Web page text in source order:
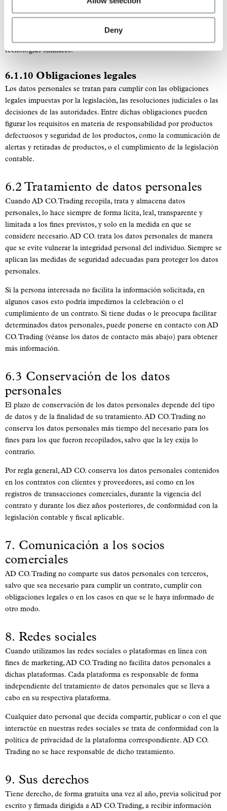
Deny
IP, el tipo de navegador y el comportamiento de navegación. Esta
información se utiliza para elaborar estadísticas del sitio web y
mejorar su funcionalidad y la experiencia del usuario. Cuando así lo
tecnologías similares.
6.1.10 Obligaciones legales
Los datos personales se tratan para cumplir con las obligaciones
legales impuestas por la legislación, las resoluciones judiciales o las
decisiones de las autoridades. Entre dichas obligaciones pueden
figurar los requisitos en materia de responsabilidad por productos
defectuosos y seguridad de los productos, como la comunicación de
alertas y retiradas de productos, o el cumplimiento de la legislación
contable.
6.2 Tratamiento de datos personales
Cuando AD CO. Trading recopila, trata y almacena datos
personales, lo hace siempre de forma lícita, leal, transparente y
limitada a los fines previstos, y solo en la medida en que se
considere necesario. AD CO. trata los datos personales de manera
que se evite vulnerar la integridad personal del individuo. Siempre se
aplican las medidas de seguridad adecuadas para proteger los datos
personales.
Si la persona interesada no facilita la información solicitada, en
algunos casos esto podría impedirnos la celebración o el
cumplimiento de un contrato. Si tiene dudas o le preocupa facilitar
determinados datos personales, puede ponerse en contacto con AD
CO. Trading (véanse los datos de contacto más abajo) para obtener
más información.
6.3 Conservación de los datos
personales
El plazo de conservación de los datos personales depende del tipo
de datos y de la finalidad de su tratamiento. AD CO. Trading no
conserva los datos personales más tiempo del necesario para los
fines para los que fueron recopilados, salvo que la ley exija lo
contrario.
Por regla general, AD CO. conserva los datos personales contenidos
en los contratos con clientes y proveedores, así como en los
registros de transacciones comerciales, durante la vigencia del
contrato y durante los diez años posteriores, de conformidad con la
legislación contable y fiscal aplicable.
7. Comunicación a los socios
comerciales
AD CO. Trading no comparte sus datos personales con terceros,
salvo que sea necesario para cumplir un contrato, cumplir con
obligaciones legales o en los casos en que se le haya informado de
otro modo.
8. Redes sociales
Cuando utilizamos las redes sociales o plataformas en línea con
fines de marketing, AD CO. Trading no facilita datos personales a
dichas plataformas. Cada plataforma es responsable de forma
independiente del tratamiento de datos personales que se lleva a
cabo en su respectiva plataforma.
Cualquier dato personal que decida compartir, publicar o con el que
interactúe en nuestras redes sociales se trata de conformidad con la
política de privacidad de la plataforma correspondiente. AD CO.
Trading no se hace responsable de dicho tratamiento.
9. Sus derechos
Tiene derecho, de forma gratuita una vez al año, previa solicitud por
escrito y firmada dirigida a AD CO. Trading, a recibir información